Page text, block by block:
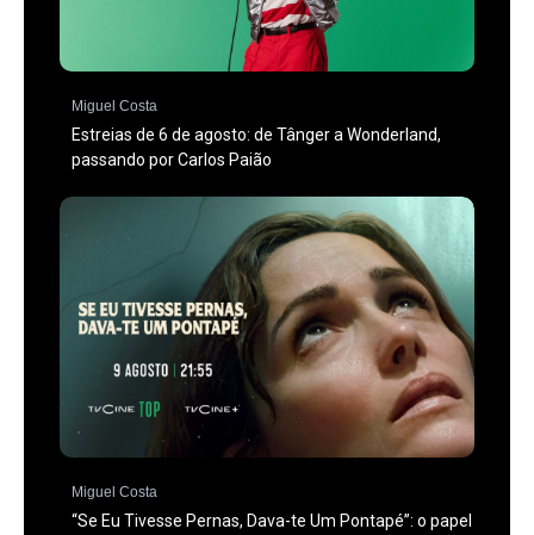
Miguel Costa
Estreias de 6 de agosto: de Tânger a Wonderland,
passando por Carlos Paião
Miguel Costa
“Se Eu Tivesse Pernas, Dava-te Um Pontapé”: o papel